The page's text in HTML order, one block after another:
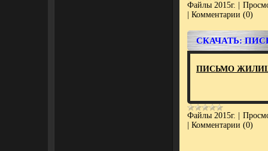
Файлы 2015г.
Комментарии (0)
СКАЧАТЬ:
ПИСЬМО
Файлы 2015г.
Комментарии (0)